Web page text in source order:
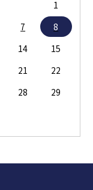
1
7
8
14
15
21
22
28
29